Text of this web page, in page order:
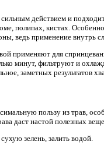
сильным действием и
полипах, кистах.
ведь применение внутрь
применяют для
минут, фильтруют и
заметных результатов
пользу из трав,
даст настой полезных
зелень, залить водой.